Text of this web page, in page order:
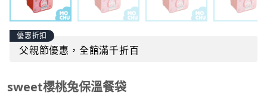
優惠折扣
父親節優惠，全館滿千折百
sweet櫻桃兔保溫餐袋